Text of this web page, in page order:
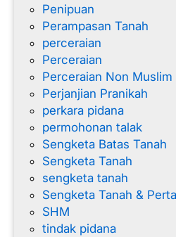
Penipuan
Perampasan Tanah
perceraian
Perceraian
Perceraian Non Muslim
Perjanjian Pranikah
perkara pidana
permohonan talak
Sengketa Batas Tanah
Sengketa Tanah
sengketa tanah
Sengketa Tanah &
SHM
tindak pidana